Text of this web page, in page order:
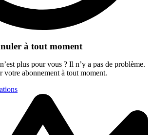
à tout moment
plus pour vous ? Il n’y a pas de problème.
votre abonnement à tout moment.